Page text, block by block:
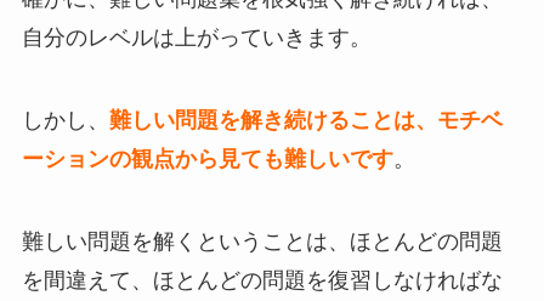
自分のレベルは上がっていきます。
しかし、 難しい問題を解き続けることは、モチベ
ーションの観点から見ても難しいです。
難しい問題を解くということは、ほとんどの問題
を間違えて、ほとんどの問題を復習しなければな